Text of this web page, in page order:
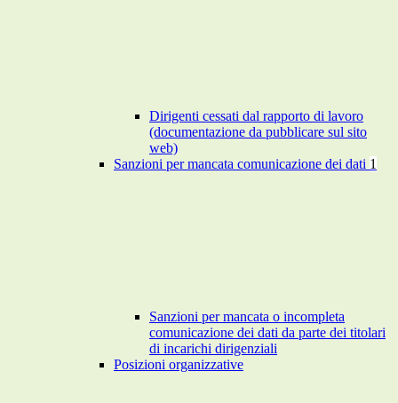
Dirigenti cessati dal rapporto di lavoro
(documentazione da pubblicare sul sito
web)
Sanzioni per mancata comunicazione dei dati 1
Sanzioni per mancata o incompleta
comunicazione dei dati da parte dei titolari
di incarichi dirigenziali
Posizioni organizzative